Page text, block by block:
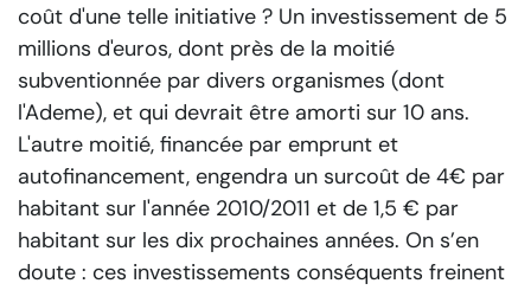
coût d'une telle initiative ? Un investissement de 5
millions d'euros, dont près de la moitié
subventionnée par divers organismes (dont
l'Ademe), et qui devrait être amorti sur 10 ans.
L'autre moitié, financée par emprunt et
autofinancement, engendra un surcoût de 4€ par
habitant sur l'année 2010/2011 et de 1,5 € par
habitant sur les dix prochaines années. On s’en
doute : ces investissements conséquents freinent